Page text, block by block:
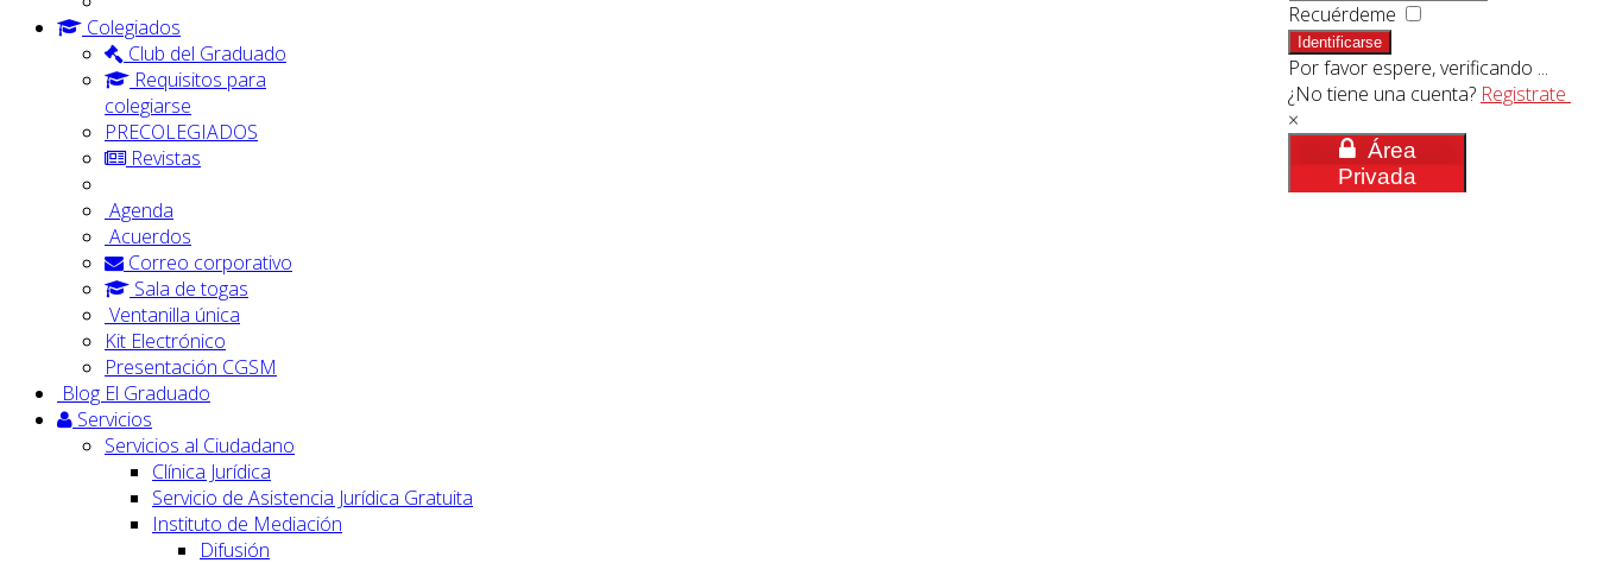
Recuérdeme
Identificarse
Por favor espere, verificando ...
¿No tiene una cuenta? Registrate
×
Área
Privada
Colegiados
Club del Graduado
Requisitos para
colegiarse
PRECOLEGIADOS
Revistas
Agenda
Acuerdos
Correo corporativo
Sala de togas
Ventanilla única
Kit Electrónico
Presentación CGSM
Blog El Graduado
Servicios
Servicios al Ciudadano
Clínica Jurídica
Servicio de Asistencia Jurídica Gratuita
Instituto de Mediación
Difusión